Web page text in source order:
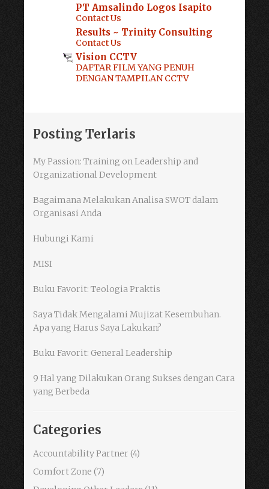
PT Amsalindo Logos Isapito
Contact Us
Results ~ Trinity Consulting
Contact Us
Vision CCTV
DAFTAR FILM YANG PENUH
DENGAN TAMPILAN CCTV
Posting Terlaris
My Passion: Training on Leadership and
Organizational Development
Bagaimana Melakukan Analisa SWOT dalam
Organisasi Anda
Hubungi Kami
MISI
Buku Favorit: Teologia Praktis
Saya Tidak Mengalami Mujizat Kesembuhan.
Apa yang Harus Saya Lakukan?
Buku Favorit: General Leadership
9 Hal yang Dilakukan Orang Sukses dengan Cara
yang Berbeda
Categories
Accountability Partner (4)
Comfort Zone (7)